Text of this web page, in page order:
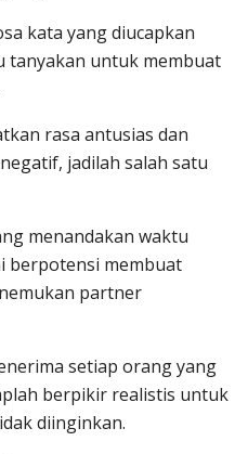
kata yang diucapkan
tanyakan untuk membuat
rasa antusias dan
jadilah salah satu
menandakan waktu
berpotensi membuat
partner
setiap orang yang
berpikir realistis untuk
diinginkan.